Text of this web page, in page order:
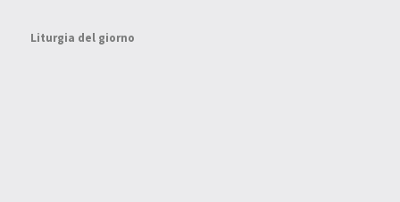
Liturgia del giorno